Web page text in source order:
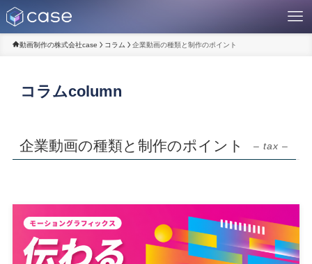
動画制作の株式会社case コラム 企業動画の種類と制作のポイント
コラムcolumn
企業動画の種類と制作のポイント – tax –